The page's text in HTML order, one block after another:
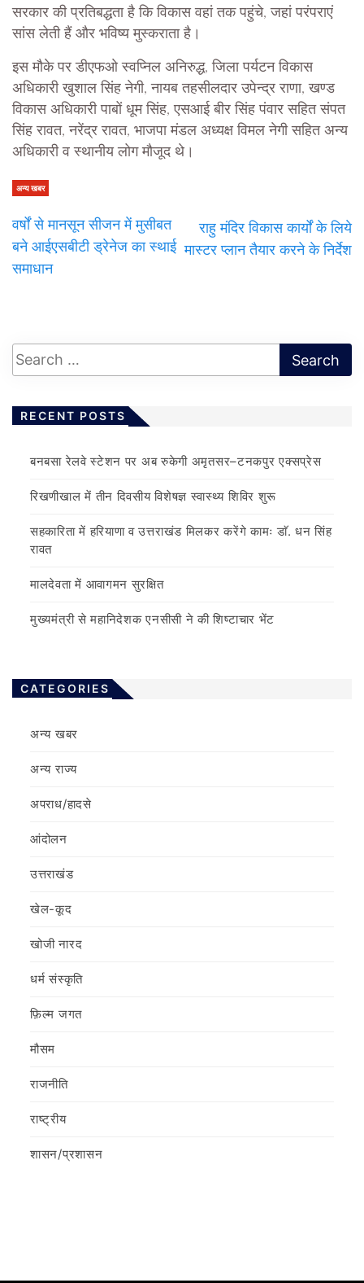
सरकार की प्रतिबद्धता है कि विकास वहां तक पहुंचे, जहां परंपराएं
सांस लेती हैं और भविष्य मुस्कराता है।
इस मौके पर डीएफओ स्वप्निल अनिरुद्ध, जिला पर्यटन विकास
अधिकारी खुशाल सिंह नेगी, नायब तहसीलदार उपेन्द्र राणा, खण्ड
विकास अधिकारी पाबों धूम सिंह, एसआई बीर सिंह पंवार सहित संपत
सिंह रावत, नरेंद्र रावत, भाजपा मंडल अध्यक्ष विमल नेगी सहित अन्य
अधिकारी व स्थानीय लोग मौजूद थे।
अन्य खबर
वर्षों से मानसून सीजन में मुसीबत
बने आईएसबीटी ड्रेनेज का स्थाई
समाधान
राहु मंदिर विकास कार्यों के लिये
मास्टर प्लान तैयार करने के निर्देश
RECENT POSTS
बनबसा रेलवे स्टेशन पर अब रुकेगी अमृतसर–टनकपुर एक्सप्रेस
रिखणीखाल में तीन दिवसीय विशेषज्ञ स्वास्थ्य शिविर शुरू
सहकारिता में हरियाणा व उत्तराखंड मिलकर करेंगे कामः डाॅ. धन सिंह
रावत
मालदेवता में आवागमन सुरक्षित
मुख्यमंत्री से महानिदेशक एनसीसी ने की शिष्टाचार भेंट
CATEGORIES
अन्य खबर
अन्य राज्य
अपराध/हादसे
आंदोलन
उत्तराखंड
खेल-कूद
खोजी नारद
धर्म संस्कृति
फ़िल्‍म जगत
मौसम
राजनीति
राष्ट्रीय
शासन/प्रशासन